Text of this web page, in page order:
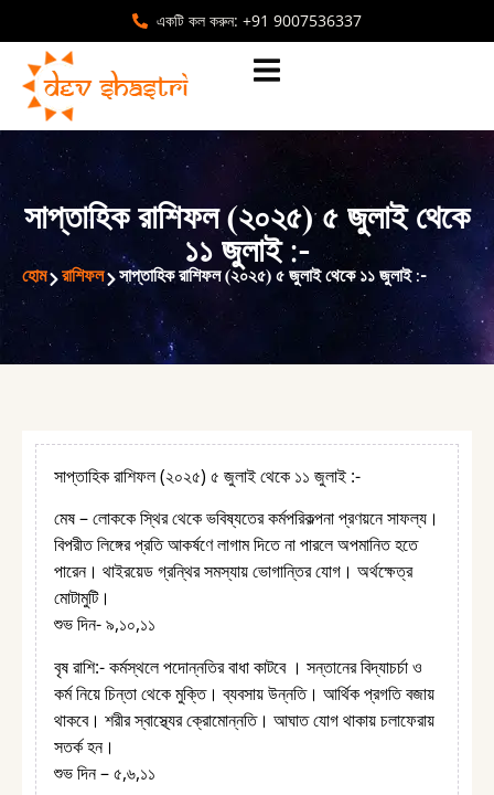
একটি কল করুন: +91 9007536337
সাপ্তাহিক রাশিফল (২০২৫) ৫ জুলাই থেকে
১১ জুলাই :-
হোম রাশিফল সাপ্তাহিক রাশিফল (২০২৫) ৫ জুলাই থেকে ১১ জুলাই :-
সাপ্তাহিক রাশিফল (২০২৫) ৫ জুলাই থেকে ১১ জুলাই :-
মেষ – লোককে স্থির থেকে ভবিষ্যতের কর্মপরিকল্পনা প্রণয়নে সাফল্য।
বিপরীত লিঙ্গের প্রতি আকর্ষণে লাগাম দিতে না পারলে অপমানিত হতে
পারেন। থাইরয়েড গ্রন্থির সমস্যায় ভোগান্তির যোগ। অর্থক্ষেত্র
মোটামুটি।
শুভ দিন- ৯,১০,১১
বৃষ রাশি:- কর্মস্থলে পদোন্নতির বাধা কাটবে ‌। সন্তানের বিদ্যাচর্চা ও
কর্ম নিয়ে চিন্তা থেকে মুক্তি। ব্যবসায় উন্নতি। আর্থিক প্রগতি বজায়
থাকবে। শরীর স্বাস্থ্যের ক্রোমোন্নতি। আঘাত যোগ থাকায় চলাফেরায়
সতর্ক হন।
শুভ দিন – ৫,৬,১১